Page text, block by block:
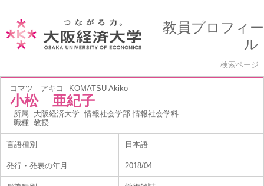
教員プロフィー
ル
検索ページ
コマツ アキコ KOMATSU Akiko
小松 亜紀子
所属 大阪経済大学 情報社会学部 情報社会学科
職種 教授
言語種別 日本語
発行・発表の年月 2018/04